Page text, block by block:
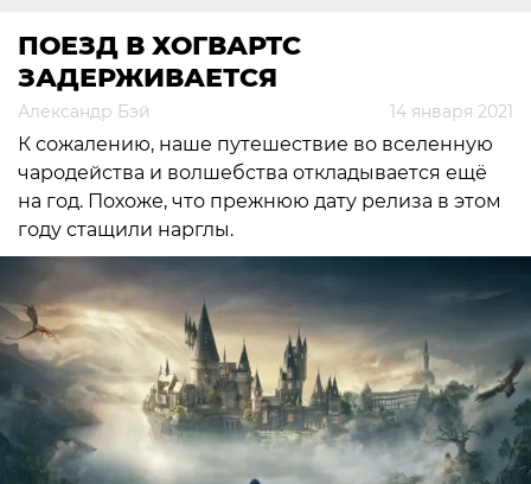
ПОЕЗД В ХОГВАРТС
ЗАДЕРЖИВАЕТСЯ
Александр Бэй 14 января 2021
К сожалению, наше путешествие во вселенную
чародейства и волшебства откладывается ещё
на год. Похоже, что прежнюю дату релиза в этом
году стащили нарглы.